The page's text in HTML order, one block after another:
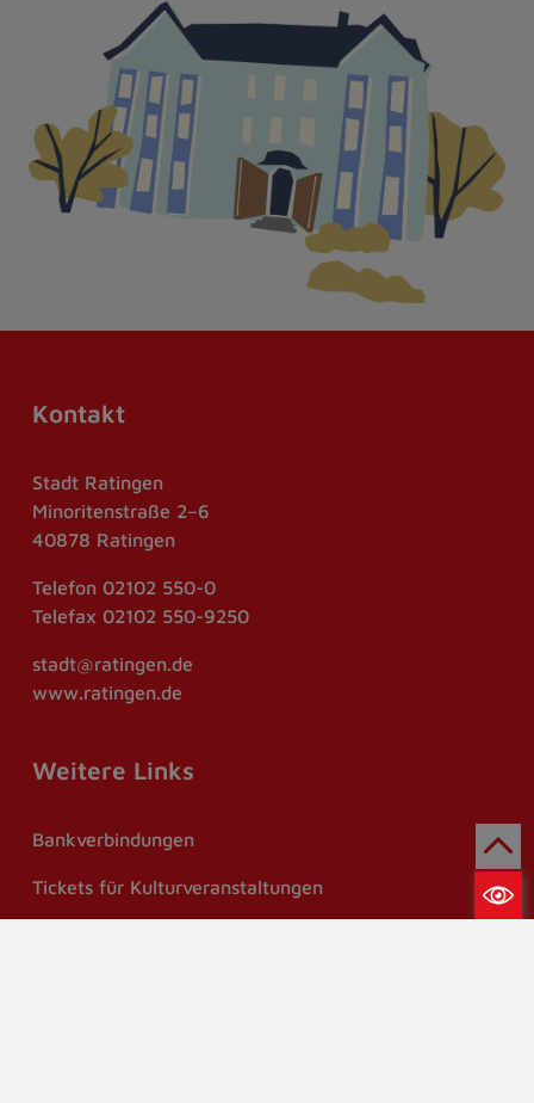
Kontakt
Stadt Ratingen
Minoritenstraße 2–6
40878 Ratingen
Telefon 02102 550-0
Telefax 02102 550-9250
stadt@ratingen.de
www.ratingen.de
Weitere Links
Bankverbindungen
Tickets für Kulturveranstaltungen